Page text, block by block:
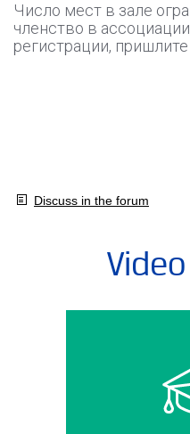
Число мест в зале
членство в
регистрации,
Discuss in the forum